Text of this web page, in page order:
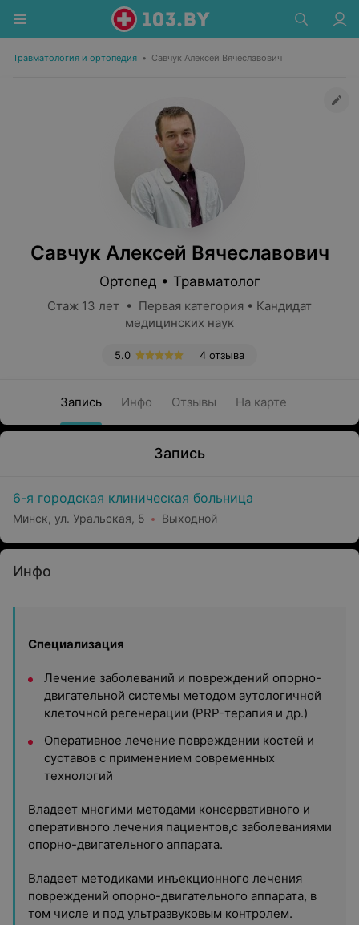
Травматология и ортопедия • Савчук Алексей Вячеславович
Савчук Алексей Вячеславович
Ортопед • Травматолог
Стаж 13 лет • Первая категория • Кандидат
медицинских наук
4 отзыва
5.0
Запись Инфо Отзывы На карте
Запись
6-я городская клиническая больница
Минск, ул. Уральская, 5 Выходной
Инфо
Специализация
Лечение заболеваний и повреждений опорно-
двигательной системы методом аутологичной
клеточной регенерации (PRP-терапия и др.)
Оперативное лечение повреждении костей и
суставов с применением современных
технологий
Владеет многими методами консервативного и
оперативного лечения пациентов,с заболеваниями
опорно-двигательного аппарата.
Владеет методиками инъекционного лечения
повреждений опорно-двигательного аппарата, в
том числе и под ультразвуковым контролем.